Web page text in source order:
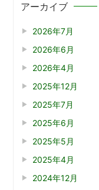
アーカイブ
2026年7月
2026年6月
2026年4月
2025年12月
2025年7月
2025年6月
2025年5月
2025年4月
2024年12月